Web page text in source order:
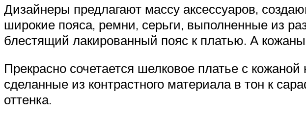
Дизайнеры предлагают массу аксессуаров,
широкие пояса, ремни, серьги, выполненные из
блестящий лакированный пояс к платью. А
Прекрасно сочетается шелковое платье с
сделанные из контрастного материала в тон к
оттенка.